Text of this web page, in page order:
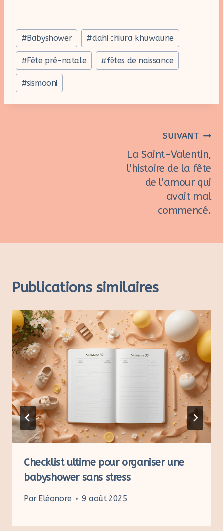
Étiquettes
de
la
publication :
#Babyshower #dahi chiura khuwaune
#Fête pré-natale #fêtes de naissance
#sismooni
SUIVANT
La Saint-Valentin,
l’histoire de la fête
de l’amour qui
avait mal
commencé.
Publications similaires
Checklist ultime pour organiser une
babyshower sans stress
Par Eléonore 9 août 2025